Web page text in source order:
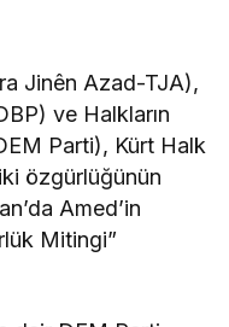
Jinên Azad-TJA),
ve Halkların
Parti), Kürt Halk
özgürlüğünün
Amed’in
Mitingi”